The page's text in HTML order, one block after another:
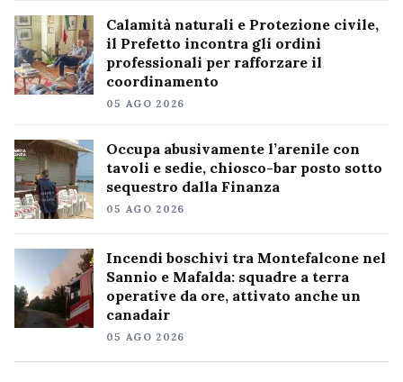
Calamità naturali e Protezione civile,
il Prefetto incontra gli ordini
professionali per rafforzare il
coordinamento
05 AGO 2026
Occupa abusivamente l’arenile con
tavoli e sedie, chiosco-bar posto sotto
sequestro dalla Finanza
05 AGO 2026
Incendi boschivi tra Montefalcone nel
Sannio e Mafalda: squadre a terra
operative da ore, attivato anche un
canadair
05 AGO 2026